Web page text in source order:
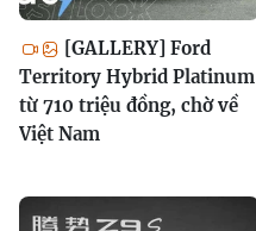
[GALLERY] Ford
Territory Hybrid Platinum
từ 710 triệu đồng, chờ về
Việt Nam